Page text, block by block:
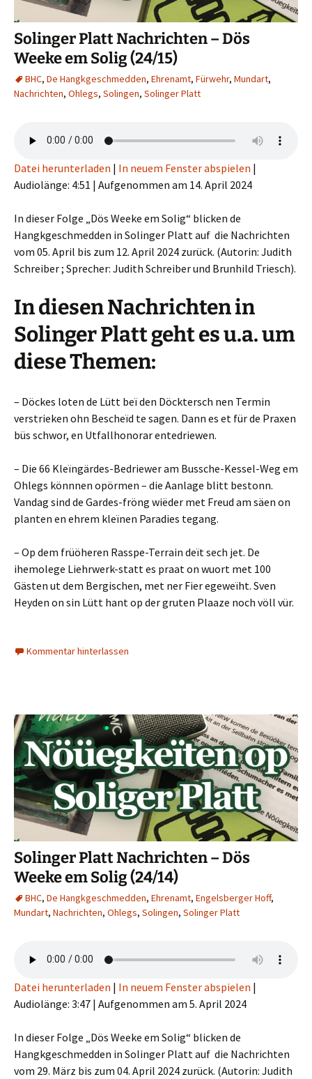
Solinger Platt Nachrichten – Dös
Weeke em Solig (24/15)
BHC, De Hangkgeschmedden, Ehrenamt, Fürwehr, Mundart,
Nachrichten, Ohlegs, Solingen, Solinger Platt
Datei herunterladen | In neuem Fenster abspielen |
Audiolänge: 4:51 | Aufgenommen am 14. April 2024
In dieser Folge „Dös Weeke em Solig“ blicken de
Hangkgeschmedden in Solinger Platt auf die Nachrichten
vom 05. April bis zum 12. April 2024 zurück. (Autorin: Judith
Schreiber ; Sprecher: Judith Schreiber und Brunhild Triesch).
In diesen Nachrichten in
Solinger Platt geht es u.a. um
diese Themen:
– Döckes loten de Lütt beï den Döcktersch nen Termin
verstrieken ohn Bescheïd te sagen. Dann es et für de Praxen
büs schwor, en Utfallhonorar entedriewen.
– Die 66 Kleïngärdes-Bedriewer am Bussche-Kessel-Weg em
Ohlegs könnnen opörmen – die Aanlage blitt bestonn.
Vandag sind de Gardes-fröng wiëder met Freud am säen on
planten en ehrem kleïnen Paradies tegang.
– Op dem früöheren Rasspe-Terrain deït sech jet. De
ihemolege Liehrwerk-statt es praat on wuort met 100
Gästen ut dem Bergischen, met ner Fier egeweïht. Sven
Heyden on sin Lütt hant op der gruten Plaaze noch völl vür.
Kommentar hinterlassen
Solinger Platt Nachrichten – Dös
Weeke em Solig (24/14)
BHC, De Hangkgeschmedden, Ehrenamt, Engelsberger Hoff,
Mundart, Nachrichten, Ohlegs, Solingen, Solinger Platt
Datei herunterladen | In neuem Fenster abspielen |
Audiolänge: 3:47 | Aufgenommen am 5. April 2024
In dieser Folge „Dös Weeke em Solig“ blicken de
Hangkgeschmedden in Solinger Platt auf die Nachrichten
vom 29. März bis zum 04. April 2024 zurück. (Autorin: Judith